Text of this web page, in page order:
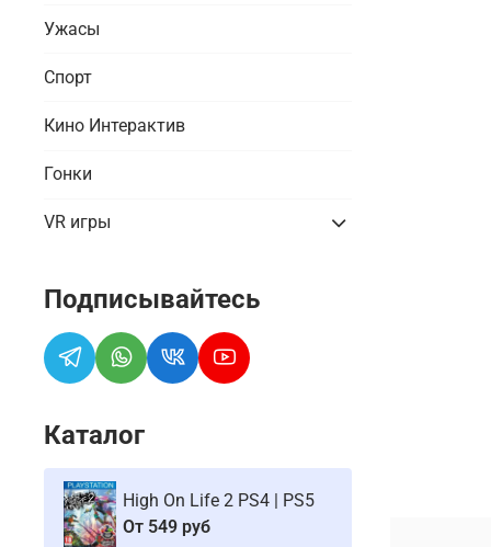
Ужасы
Спорт
Кино Интерактив
Гонки
VR игры
Подписывайтесь
Каталог
High On Life 2 PS4 | PS5
От 549 руб